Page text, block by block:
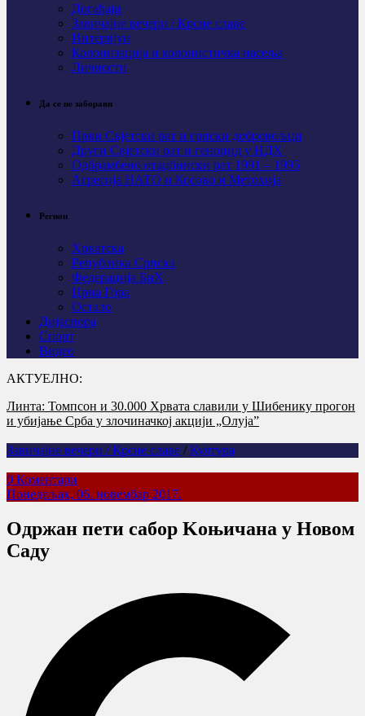
Догађаји
Завичајне вечери / Крсне славе
Интервјуи
Колонизација и колонистичка насеља
Личности
Да се не заборави
Први Свјeтски рат и српски добровољци
Други Свјетски рат и геноцид у НДХ
Одбрамбено отаџбински рат 1991 – 1995
Агресија НАТО и Косово и Метохија
Регион
Хрватска
Република Српска
Федерација БиХ
Црна Гора
Остало
Дијаспора
Спорт
Видео
АКТУЕЛНО:
Линта: Томпсон и 30.000 Хрвата славили у Шибенику прогон
и убијање Срба у злочиначкој акцији „Олуја”
Завичајне вечери / Крсне славе / Култура
0 Коментари
Понедељак, 06. новембар 2017.
Oдржан пети сабор Koњичана у Новом
Саду